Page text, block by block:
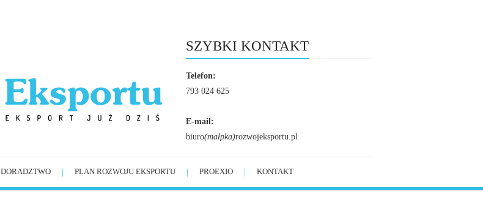
SZYBKI KONTAKT
Telefon:
793 024 625
E-mail:
biuro(małpka)rozwojeksportu.pl
DORADZTWO PLAN ROZWOJU EKSPORTU PROEXIO KONTAKT